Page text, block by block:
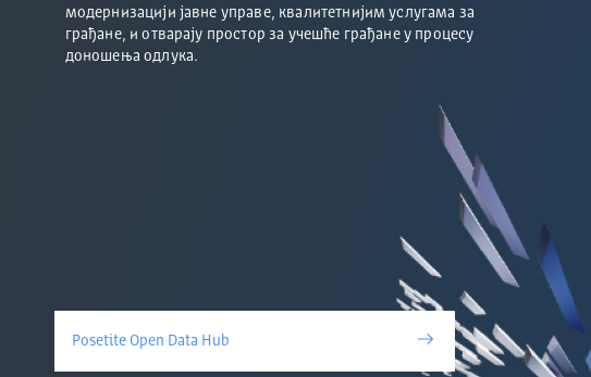
модернизацији јавне управе, квалитетнијим услугама за
грађане, и отварају простор за учешће грађане у процесу
доношења одлука.
Posetite Open Data Hub